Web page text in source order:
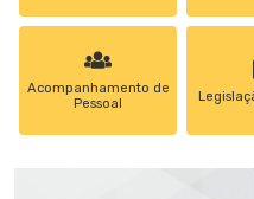
Acompanhamento de
Pessoal